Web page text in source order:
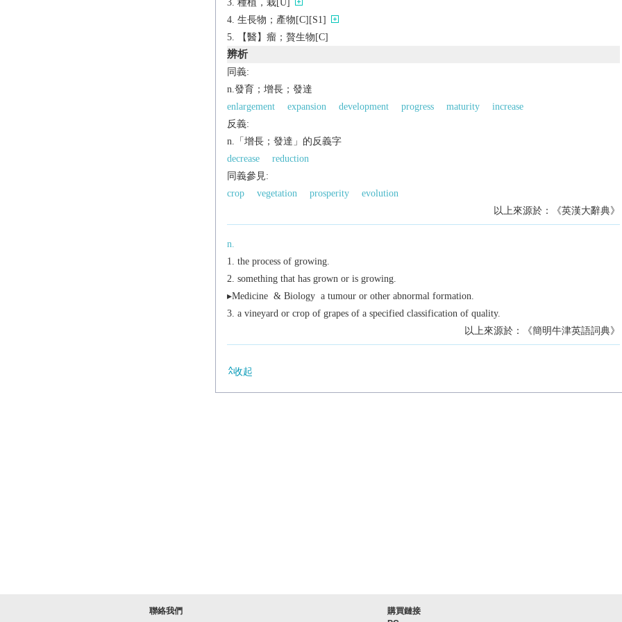
種植，栽[U]
生長物；產物[C][S1]
【醫】瘤；贅生物[C]
辨析
同義:
n.發育；增長；發達
enlargement
expansion development progress maturity
increase
反義:
n.「增長；發達」的反義字
decrease
reduction
同義參見:
crop
vegetation prosperity
evolution
以上來源於：《英漢大辭典》
n.
the process of growing.
something that has grown or is growing.
▸Medicine & Biology a tumour or other abnormal formation.
a vineyard or crop of grapes of a specified classification of quality.
以上來源於：《簡明牛津英語詞典》
收起
聯絡我們
購買鏈接